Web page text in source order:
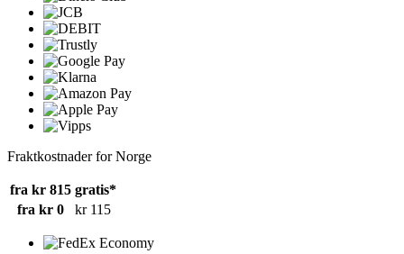
Fraktkostnader for Norge
fra kr 815 gratis*
fra kr 0
kr 115